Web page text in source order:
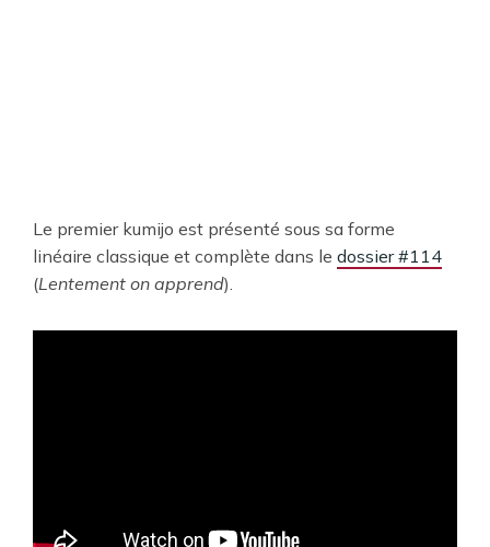
Le premier kumijo est présenté sous sa forme
linéaire classique et complète dans le dossier #114
(Lentement on apprend).